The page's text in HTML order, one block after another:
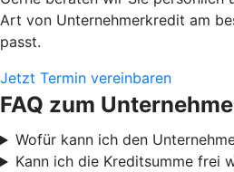
Art von Unternehmerkredit am
passt.
Jetzt Termin vereinbaren
FAQ zum
Wofür kann ich den
Kann ich die Kreditsumme frei